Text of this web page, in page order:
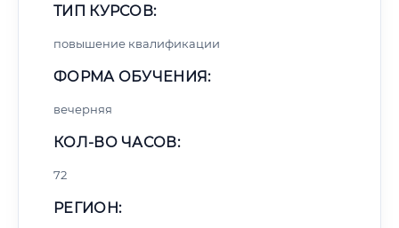
ТИП КУРСОВ:
повышение квалификации
ФОРМА ОБУЧЕНИЯ:
вечерняя
КОЛ-ВО ЧАСОВ:
72
РЕГИОН: